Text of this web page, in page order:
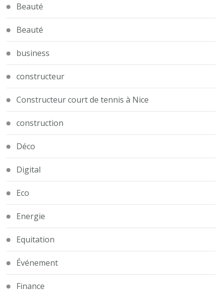
Beauté
Beauté
business
constructeur
Constructeur court de tennis à Nice
construction
Déco
Digital
Eco
Energie
Equitation
Événement
Finance